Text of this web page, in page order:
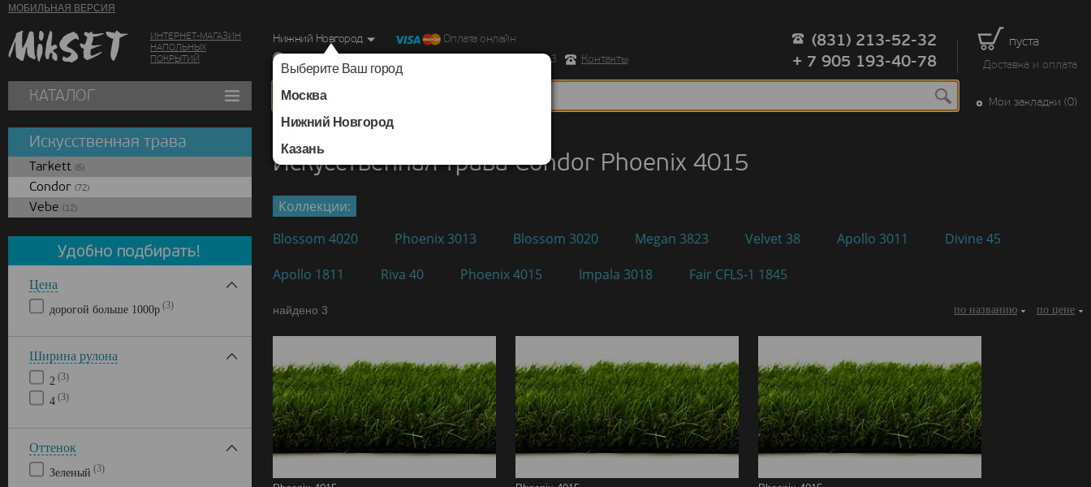
МОБИЛЬНАЯ ВЕРСИЯ
ИНТЕРНЕТ-МАГАЗИН
НАПОЛЬНЫХ
ПОКРЫТИЙ
пуста
Доставка и оплата
Нижний Новгород
Выберите Ваш город
Москва
Нижний Новгород
Казань
Оплата онлайн
г. Нижний Новгород, Ул. Республиканская д.43 корпус 3
Контакты
(831) 213-52-32
+ 7 905 193-40-78
КАТАЛОГ Мои закладки (0)
Искусственная трава Condor Phoenix 4015
Коллекции:
Blossom 4020
Phoenix 3013 Blossom 3020 Megan 3823 Velvet 38 Apollo 3011
Divine 45
Apollo 1811
Riva 40 Phoenix 4015 Impala 3018 Fair CFLS-1 1845
найдено 3 по названию по цене
Искусственная трава
Tarkett (6)
Condor (72)
Vebe (12)
Цена
дорогой больше 1000р (3)
Ширина рулона
2 (3)
4 (3)
Оттенок
Зеленый (3)